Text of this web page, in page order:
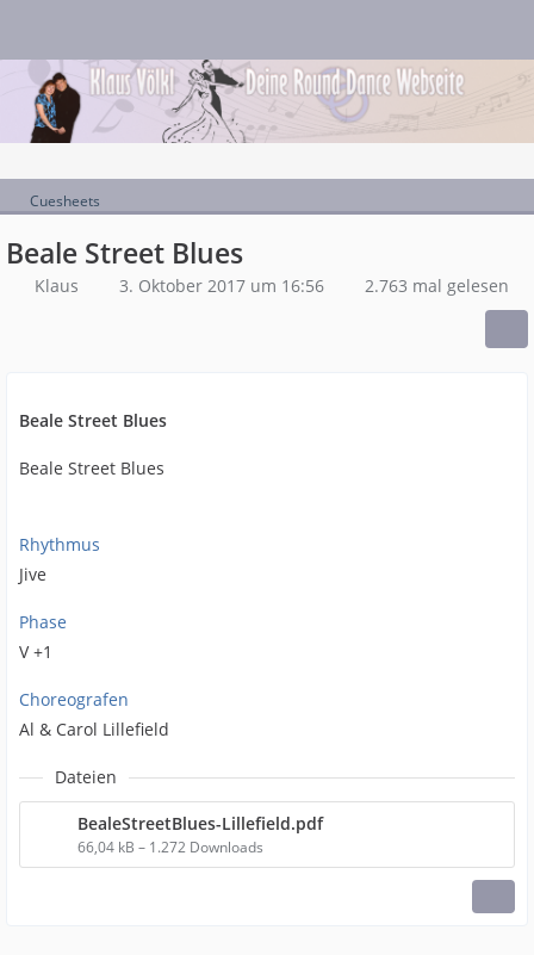
Cuesheets
Beale Street Blues
Klaus 3. Oktober 2017 um 16:56 2.763 mal gelesen
Beale Street Blues
Beale Street Blues
Rhythmus
Jive
Phase
V +1
Choreografen
Al & Carol Lillefield
Dateien
BealeStreetBlues-Lillefield.pdf
66,04 kB – 1.272 Downloads